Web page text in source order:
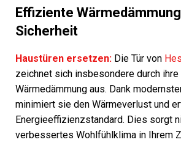
Effiziente
Sicherheit
Haustüren ersetzen: Die Tür von
zeichnet sich insbesondere durch
Wärmedämmung aus. Dank
minimiert sie den Wärmeverlust und
Energieeffizienzstandard. Dies sorgt
verbessertes Wohlfühlklima in Ihrem